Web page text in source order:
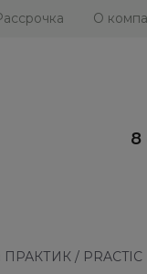
О
8
ПРАКТИК / PRACTIC